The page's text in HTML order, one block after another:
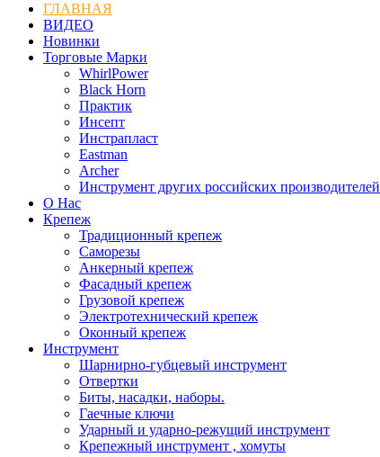
ГЛАВНАЯ
ВИДЕО
Новинки
Торговые Марки
WhirlPower
Black Horn
Практик
Инсепт
Инстрапласт
Eastman
Archer
Инструмент других российских производителей
О Нас
Крепеж
Традиционный крепеж
Саморезы
Анкерный крепеж
Фасадный крепеж
Грузовой крепеж
Электротехнический крепеж
Оконный крепеж
Инструмент
Шарнирно-губцевый инструмент
Отвертки
Биты, насадки, наборы.
Гаечные ключи
Ударный и ударно-режущий инструмент
Крепежный инструмент , хомуты